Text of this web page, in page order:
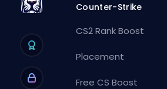
Counter-Strike
CS2 Rank Boost
Placement
Free CS Boost